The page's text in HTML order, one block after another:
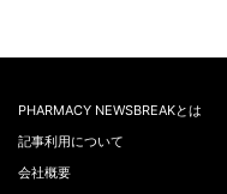
PHARMACY NEWSBREAKとは
記事利用について
会社概要